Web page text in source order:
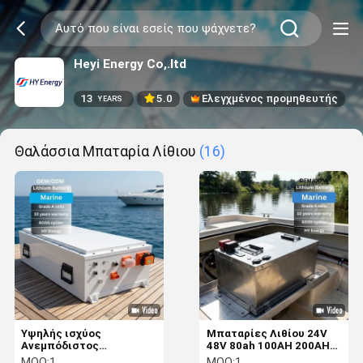
Heyi Energy Co,.ltd
13 YEARS 5.0 Ελεγχμένος προμηθευτής
Θαλάσσια Μπαταρία Λίθιου (16)
Υψηλής ισχύος
Ανεμπόδιστος
κινητήρας πλοίου
Μπαταρίες Λιθίου 24V
48V 80ah 100AH 200AH
300AH 600AH Μπαταρία